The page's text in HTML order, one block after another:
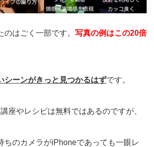
のはごく一部です。 写真の例はこの20倍
シーンがきっと見つかるはずです。
座やレシピは無料ではあるのですが、
ちのカメラがiPhoneであっても一眼レ